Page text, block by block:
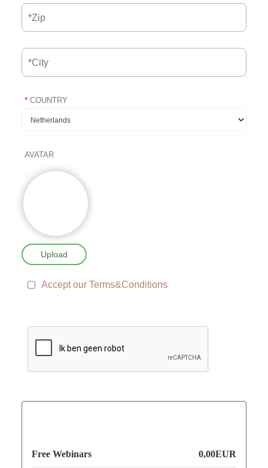
* COUNTRY
AVATAR
Upload
Accept our Terms&Conditions
Free Webinars 0,00EUR